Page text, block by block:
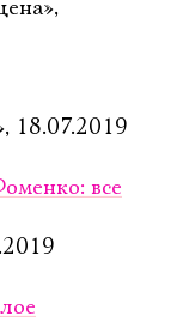
18.07.2019
все